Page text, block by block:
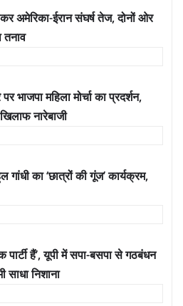
अमेरिका-ईरान संघर्ष तेज, दोनों ओर
तनाव
भाजपा महिला मोर्चा का प्रदर्शन,
नारेबाजी
गांधी का ‘छात्रों की गूंज’ कार्यक्रम,
पार्टी हैं’, यूपी में सपा-बसपा से गठबंधन
निशाना